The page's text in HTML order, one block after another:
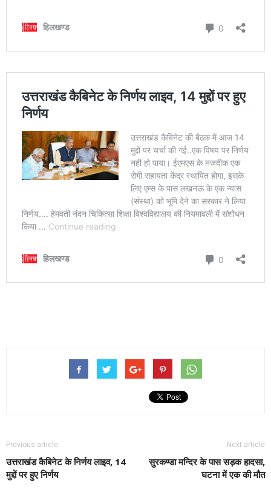
Previous article
उत्तराखंड कैबिनेट के निर्णय लाइव, 14
मुद्दों पर हुए निर्णय
Next article
सुरकण्डा मन्दिर के पास सड़क हादसा,
घटना में एक की मौत